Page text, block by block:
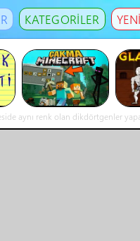
KATEGORİLER
aynı renk olan dikdörtgenler
büyük bir dikdörtgen